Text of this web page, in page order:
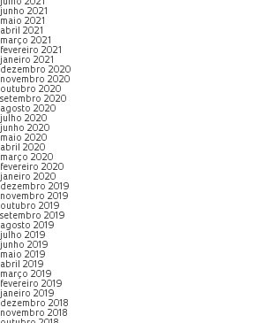
julho 2021
junho 2021
maio 2021
abril 2021
março 2021
fevereiro 2021
janeiro 2021
dezembro 2020
novembro 2020
outubro 2020
setembro 2020
agosto 2020
julho 2020
junho 2020
maio 2020
abril 2020
março 2020
fevereiro 2020
janeiro 2020
dezembro 2019
novembro 2019
outubro 2019
setembro 2019
agosto 2019
julho 2019
junho 2019
maio 2019
abril 2019
março 2019
fevereiro 2019
janeiro 2019
dezembro 2018
novembro 2018